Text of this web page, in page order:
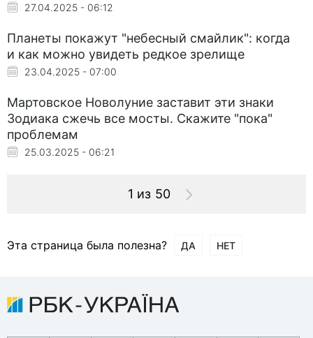
27.04.2025 - 06:12
Планеты покажут "небесный смайлик": когда
и как можно увидеть редкое зрелище
23.04.2025 - 07:00
Мартовское Новолуние заставит эти знаки
Зодиака сжечь все мосты. Скажите "пока"
проблемам
25.03.2025 - 06:21
1 из 50
Эта страница была полезна? ДА НЕТ